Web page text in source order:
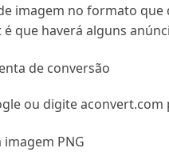
imagem no formato
que haverá alguns
de conversão
ou digite
PNG